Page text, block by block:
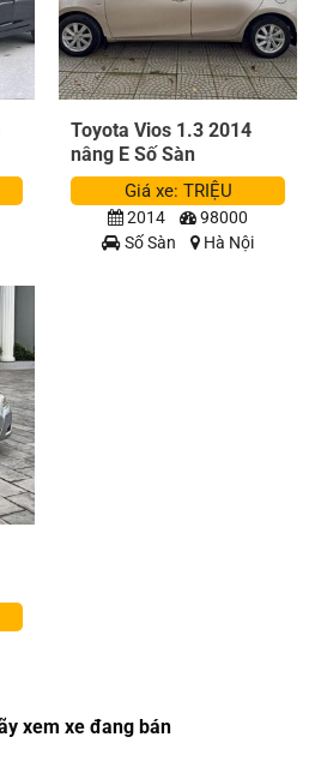
Toyota Vios 1.3 2014
nâng E Số Sàn
Giá xe: TRIỆU
2014
98000
Số Sàn
Hà Nội
xem xe đang bán